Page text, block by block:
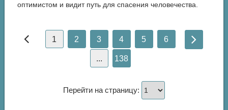
оптимистом и видит путь для спасения человечества.
1 2 3 4 5 6
... 138
Перейти на страницу: